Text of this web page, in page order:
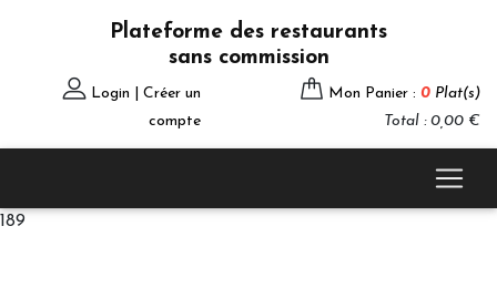
Plateforme des restaurants
sans commission
Login | Créer un
compte
Mon Panier : 0 Plat(s)
Total : 0,00 €
189